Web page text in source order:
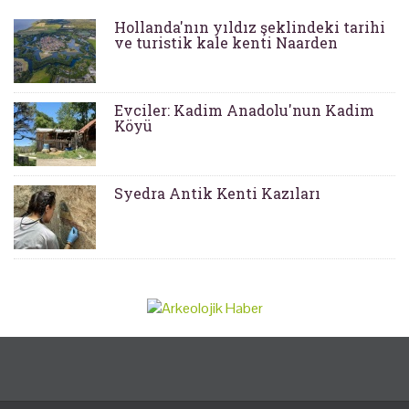
Hollanda'nın yıldız şeklindeki tarihi
ve turistik kale kenti Naarden
Evciler: Kadim Anadolu'nun Kadim
Köyü
Syedra Antik Kenti Kazıları